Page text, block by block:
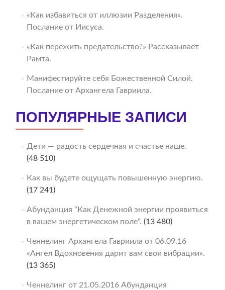
«Как избавиться от иллюзии Разделения».
Послание от Иисуса.
«Как пережить предательство?» Рассказывает
Рамта.
Манифестируйте себя Божественной Силой.
Послание от Архангела Гавриила.
ПОПУЛЯРНЫЕ ЗАПИСИ
Дети — радость сердечная и счастье наше.
(48 510)
Как вы будете ощущать повышенную энергию.
(17 241)
Абунданция “Как Денежной энергии проявиться
в вашем энергетическом поле“. (13 480)
Ченнелинг Архангела Гавриила от 06.09.16
«Ангел Вдохновения дарит вам свои вибрации».
(13 365)
Ченнелинг от 21.05.2016 Абунданция